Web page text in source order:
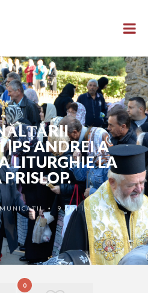
|PS ANDREI A
LITURGHIE LA
• 9 ANI ÎN URMĂ
0